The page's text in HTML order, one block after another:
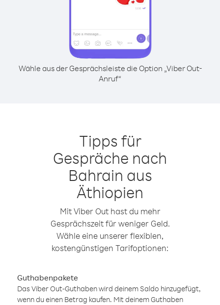
Wähle aus der Gesprächsleiste die Option „Viber Out-
Anruf“
Tipps für
Gespräche nach
Bahrain aus
Äthiopien
Mit Viber Out hast du mehr
Gesprächszeit für weniger Geld.
Wähle eine unserer flexiblen,
kostengünstigen Tarifoptionen:
Guthabenpakete
Das Viber Out-Guthaben wird deinem Saldo hinzugefügt,
wenn du einen Betrag kaufen. Mit deinem Guthaben